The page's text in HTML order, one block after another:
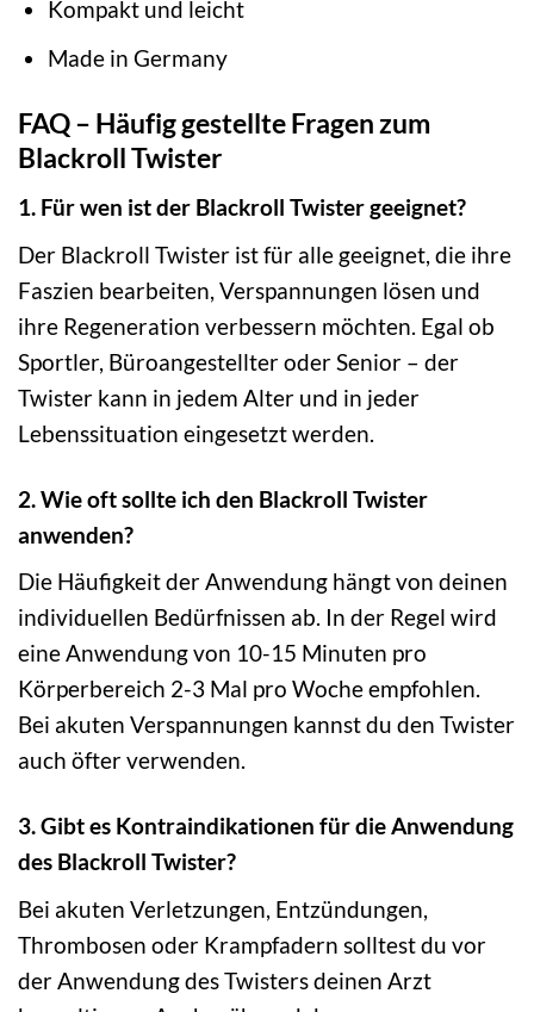
Kompakt und leicht
Made in Germany
FAQ – Häufig gestellte Fragen zum
Blackroll Twister
1. Für wen ist der Blackroll Twister geeignet?
Der Blackroll Twister ist für alle geeignet, die ihre
Faszien bearbeiten, Verspannungen lösen und
ihre Regeneration verbessern möchten. Egal ob
Sportler, Büroangestellter oder Senior – der
Twister kann in jedem Alter und in jeder
Lebenssituation eingesetzt werden.
2. Wie oft sollte ich den Blackroll Twister
anwenden?
Die Häufigkeit der Anwendung hängt von deinen
individuellen Bedürfnissen ab. In der Regel wird
eine Anwendung von 10-15 Minuten pro
Körperbereich 2-3 Mal pro Woche empfohlen.
Bei akuten Verspannungen kannst du den Twister
auch öfter verwenden.
3. Gibt es Kontraindikationen für die Anwendung
des Blackroll Twister?
Bei akuten Verletzungen, Entzündungen,
Thrombosen oder Krampfadern solltest du vor
der Anwendung des Twisters deinen Arzt